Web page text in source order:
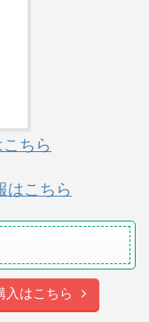
ちら
はこちら
入はこちら